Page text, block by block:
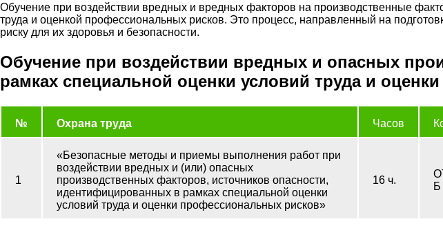
Обучение при воздействии вредных и вредных факторов на производственные
труда и оценкой профессиональных рисков. Это процесс, направленный на
риску для их здоровья и безопасности.
Обучение при воздействии вредных и опасных
рамках специальной оценки условий труда и
№ Охрана труда Часов
1
«Безопасные методы и приемы выполнения работ при
воздействии вредных и (или) опасных
производственных факторов, источников опасности,
идентифицированных в рамках специальной оценки
условий труда и оценки профессиональных рисков»
16 ч.
Б